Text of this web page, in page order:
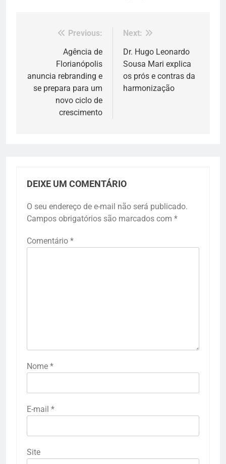
Navegação
Post
Previous:
Agência de
Florianópolis
anuncia rebranding e
se prepara para um
novo ciclo de
crescimento
Next:
Dr. Hugo Leonardo
Sousa Mari explica
os prós e contras da
harmonização
DEIXE UM COMENTÁRIO
O seu endereço de e-mail não será publicado.
Campos obrigatórios são marcados com *
Comentário *
Nome *
E-mail *
Site